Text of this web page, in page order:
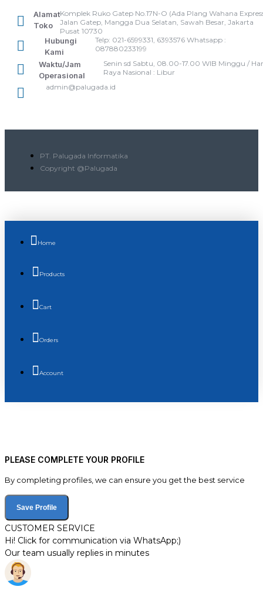
Alamat
Toko
Komplek Ruko Gatep No.17N-O (Ada Plang Wahana
Jalan Gatep, Mangga Dua Selatan, Sawah Besar, Jakarta
Pusat 10730
Hubungi
Kami
Telp: 021-6599331, 6393576 Whatsapp :
087880233199
Waktu/Jam
Operasional
Senin sd Sabtu, 08.00-17.00 WIB Minggu /
Raya Nasional : Libur
admin@palugada.id
PT. Palugada Informatika
Copyright @Palugada
Home
Products
Cart
Orders
Account
PLEASE COMPLETE YOUR PROFILE
By completing profiles, we can ensure you get the best service
Save Profile
CUSTOMER SERVICE
Hi! Click for communication via WhatsApp;)
Our team usually replies in minutes